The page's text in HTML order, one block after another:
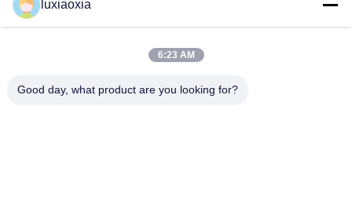
luxiaoxia
6:23 AM
Good day, what product are you looking for?